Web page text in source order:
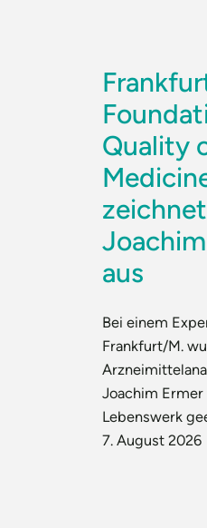
Quality
aus
Bei einem
Frankfurt/M.
Joachim
Lebenswerk
7. August 2026